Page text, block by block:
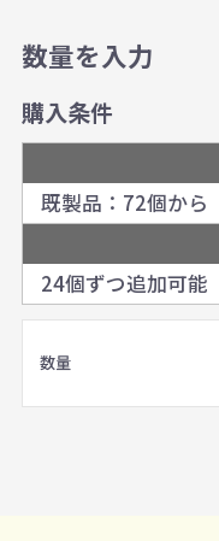
数量を入力
購入条件
既製品：72個から
24個ずつ追加可能
数量